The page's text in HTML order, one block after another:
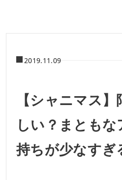
2019.11.09
【シャニマス
しい？まとも
持ちが少なすぎ